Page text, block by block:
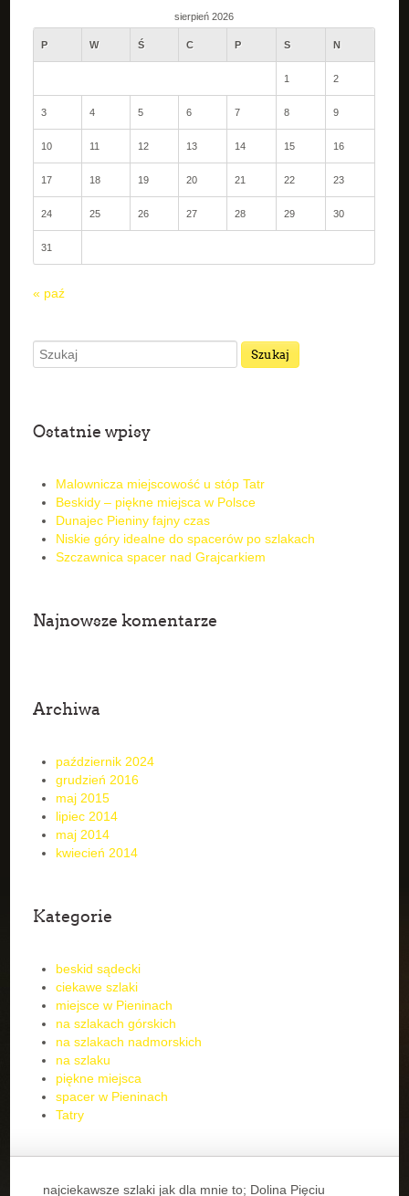
sierpień 2026
P W Ś C P S N
1 2
3 4 5 6 7 8 9
10 11 12 13 14 15 16
17 18 19 20 21 22 23
24 25 26 27 28 29 30
31
« paź
Ostatnie wpisy
Malownicza miejscowość u stóp Tatr
Beskidy – piękne miejsca w Polsce
Dunajec Pieniny fajny czas
Niskie góry idealne do spacerów po szlakach
Szczawnica spacer nad Grajcarkiem
Najnowsze komentarze
Archiwa
październik 2024
grudzień 2016
maj 2015
lipiec 2014
maj 2014
kwiecień 2014
Kategorie
beskid sądecki
ciekawe szlaki
miejsce w Pieninach
na szlakach górskich
na szlakach nadmorskich
na szlaku
piękne miejsca
spacer w Pieninach
Tatry
najciekawsze szlaki jak dla mnie to; Dolina Pięciu